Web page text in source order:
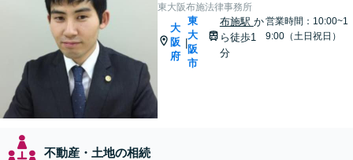
東大阪布施法律事務所
大
阪
府
|
東
大
阪
市
布施駅 か
ら徒歩1
分
営業時間：10:00~1
9:00（土日祝日）
不動産・土地の相続